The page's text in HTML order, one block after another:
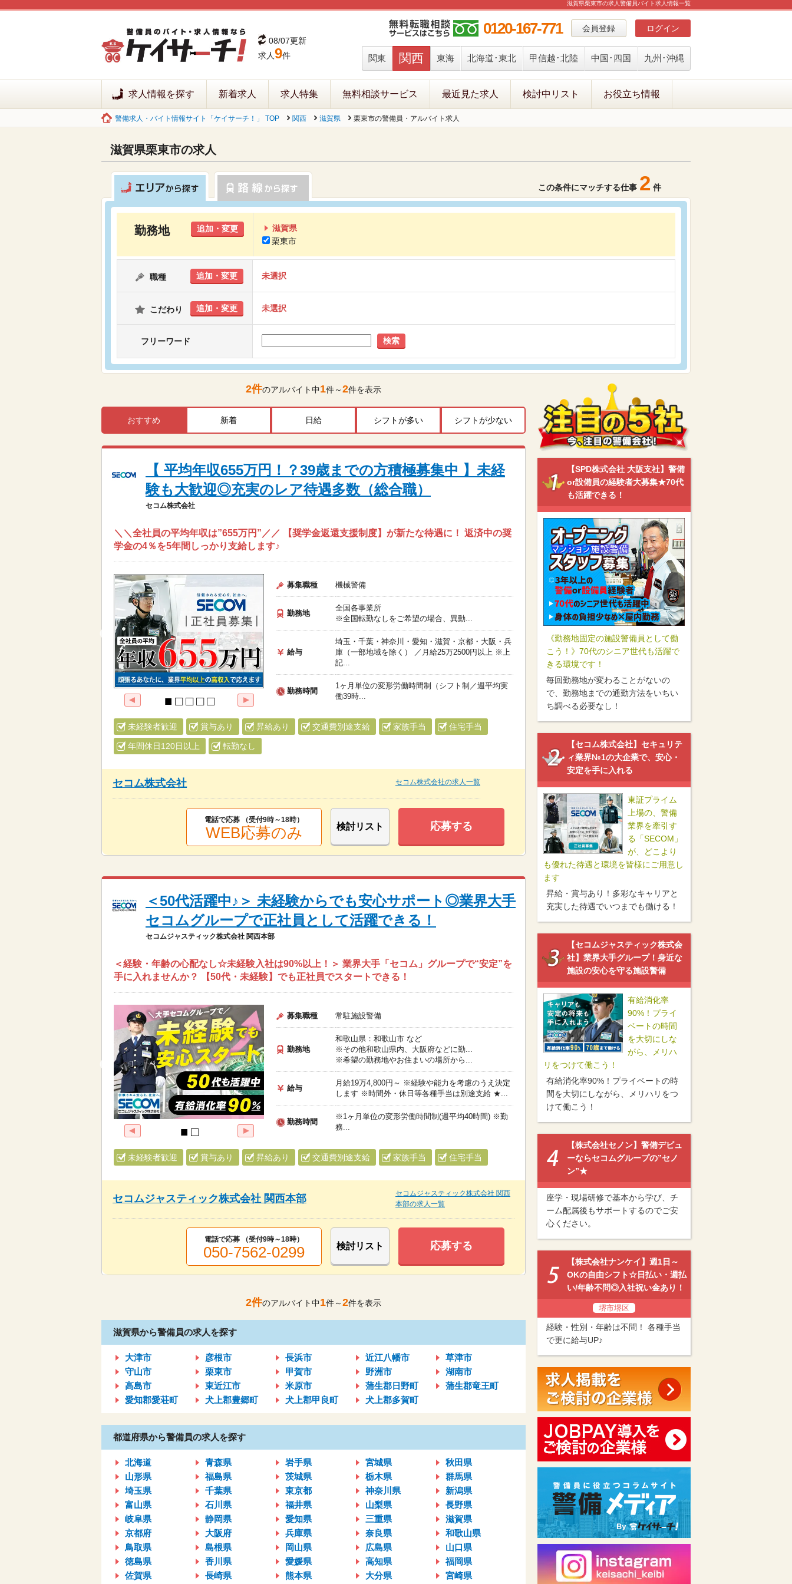
滋賀県栗東市の求人警備員バイト求人情報一覧
08/07更新
求人9件
会員登録 ログイン
0120-167-771
関東 関西 東海 北海道･東北 甲信越･北陸 中国･四国 九州･沖縄
求人情報を探す 新着求人 求人特集 無料相談サービス 最近見た求人 検討中リスト お役立ち情報
警備求人・バイト情報サイト「ケイサーチ！」 TOP 関西 滋賀県 栗東市の警備員・アルバイト求人
滋賀県栗東市の求人
この条件にマッチする仕事 2 件
勤務地 追加・変更
滋賀県
栗東市
職種 追加・変更 未選択
こだわり 追加・変更 未選択
フリーワード 検索
2件のアルバイト中1件～2件を表示
おすすめ 新着 日給 シフトが多い シフトが少ない
【 平均年収655万円！？39歳までの方積極募集中 】未経
験も大歓迎◎充実のレア待遇多数（総合職）
セコム株式会社
＼＼全社員の平均年収は”655万円”／／ 【奨学金返還支援制度】が新たな待遇に！ 返済中の奨
学金の4％を5年間しっかり支給します♪
募集職種 機械警備
勤務地
全国各事業所
※全国転勤なしをご希望の場合、異動...
給与
埼玉・千葉・神奈川・愛知・滋賀・京都・大阪・兵
庫（一部地域を除く） ／月給25万2500円以上 ※上
記...
勤務時間
1ヶ月単位の変形労働時間制（シフト制／週平均実
働39時...
未経験者歓迎 賞与あり 昇給あり 交通費別途支給 家族手当 住宅手当
年間休日120日以上 転勤なし
セコム株式会社 セコム株式会社の求人一覧
電話で応募 （受付9時～18時）
WEB応募のみ 検討リスト 応募する
＜50代活躍中♪＞ 未経験からでも安心サポート◎業界大手
セコムグループで正社員として活躍できる！
セコムジャスティック株式会社 関西本部
＜経験・年齢の心配なし☆未経験入社は90%以上！＞ 業界大手「セコム」グループで“安定”を
手に入れませんか？ 【50代・未経験】でも正社員でスタートできる！
募集職種 常駐施設警備
勤務地
和歌山県：和歌山市 など
※その他和歌山県内、大阪府などに勤...
※希望の勤務地やお住まいの場所から...
給与
月給19万4,800円～ ※経験や能力を考慮のうえ決定
します ※時間外・休日等各種手当は別途支給 ★...
勤務時間
※1ヶ月単位の変形労働時間制(週平均40時間) ※勤
務...
未経験者歓迎 賞与あり 昇給あり 交通費別途支給 家族手当 住宅手当
セコムジャスティック株式会社 関西本部
セコムジャスティック株式会社 関西
本部の求人一覧
電話で応募 （受付9時～18時）
050-7562-0299 検討リスト 応募する
2件のアルバイト中1件～2件を表示
滋賀県から警備員の求人を探す
大津市 彦根市 長浜市 近江八幡市
草津市
守山市
栗東市 甲賀市 野洲市
湖南市
高島市
東近江市 米原市 蒲生郡日野町
蒲生郡竜王町
愛知郡愛荘町
犬上郡豊郷町 犬上郡甲良町 犬上郡多賀町
都道府県から警備員の求人を探す
北海道 青森県 岩手県 宮城県
秋田県
山形県
福島県 茨城県 栃木県
群馬県
埼玉県
千葉県 東京都 神奈川県
新潟県
富山県
石川県 福井県 山梨県
長野県
岐阜県
静岡県 愛知県 三重県
滋賀県
京都府
大阪府 兵庫県 奈良県
和歌山県
鳥取県
島根県 岡山県 広島県
山口県
徳島県
香川県 愛媛県 高知県
福岡県
佐賀県
長崎県 熊本県 大分県
宮崎県
【SPD株式会社 大阪支社】警備
or設備員の経験者大募集★70代
も活躍できる！
《勤務地固定の施設警備員として働
こう！》70代のシニア世代も活躍で
きる環境です！
毎回勤務地が変わることがないの
で、勤務地までの通勤方法をいちい
ち調べる必要なし！
【セコム株式会社】セキュリテ
ィ業界№1の大企業で、安心・
安定を手に入れる
東証プライム
上場の、警備
業界を牽引す
る「SECOM」
が、どこより
も優れた待遇と環境を皆様にご用意し
ます
昇給・賞与あり！多彩なキャリアと
充実した待遇でいつまでも働ける！
【セコムジャスティック株式会
社】業界大手グループ！身近な
施設の安心を守る施設警備
有給消化率
90%！プライ
ベートの時間
を大切にしな
がら、メリハ
リをつけて働こう！
有給消化率90%！プライベートの時
間を大切にしながら、メリハリをつ
けて働こう！
【株式会社セノン】警備デビュ
ーならセコムグループの”セノ
ン”★
座学・現場研修で基本から学び、チ
ーム配属後もサポートするのでご安
心ください。
【株式会社ナンケイ】週1日～
OKの自由シフト☆日払い・週払
い/年齢不問◎入社祝い金あり！
堺市堺区
経験・性別・年齢は不問！ 各種手当
で更に給与UP♪